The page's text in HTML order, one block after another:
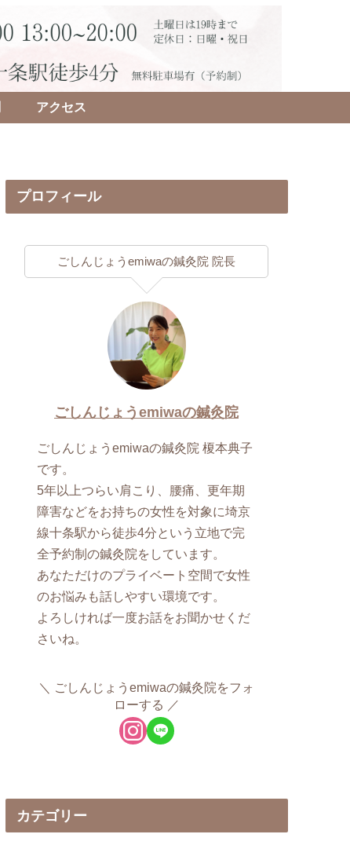
アクセス
プロフィール
ごしんじょうemiwaの鍼灸院 院長
ごしんじょうemiwaの鍼灸院
ごしんじょうemiwaの鍼灸院 榎本典子
です。
5年以上つらい肩こり、腰痛、更年期
障害などをお持ちの女性を対象に埼京
線十条駅から徒歩4分という立地で完
全予約制の鍼灸院をしています。
あなただけのプライベート空間で女性
のお悩みも話しやすい環境です。
よろしければ一度お話をお聞かせくだ
さいね。
ごしんじょうemiwaの鍼灸院をフォ
ローする
カテゴリー